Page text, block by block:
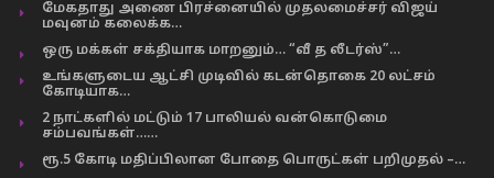
மேகதாது அணை பிரச்னையில் முதலமைச்சர் விஜய்
மவுனம் கலைக்க…
ஒரு மக்கள் சக்தியாக மாறனும்… “வீ த லீடர்ஸ்”…
உங்களுடைய ஆட்சி முடிவில் கடன்தொகை 20 லட்சம்
கோடியாக…
2 நாட்களில் மட்டும் 17 பாலியல் வன்கொடுமை
சம்பவங்கள்……
ரூ.5 கோடி மதிப்பிலான போதை பொருட்கள் பறிமுதல் –…